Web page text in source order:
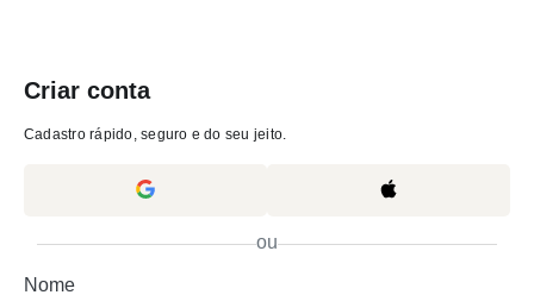
Criar conta
Cadastro rápido, seguro e do seu jeito.
ou
Nome